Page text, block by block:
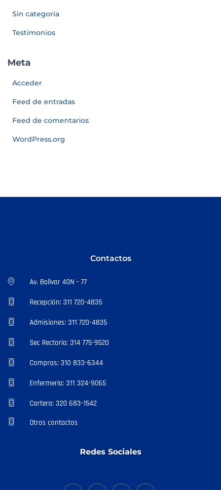
Sin categoría
Testimonios
Meta
Acceder
Feed de entradas
Feed de comentarios
WordPress.org
Contactos
Av. Bolivar 40N - 77
Recepción: 311 720-4835
Admisiones: 311 720-4835
Sec Rectoría: 314 775-9520
Compras: 310 833-6344
Enfermería: 311 324-9065
Cartera: 320 683-1542
Otros contactos
Redes Sociales